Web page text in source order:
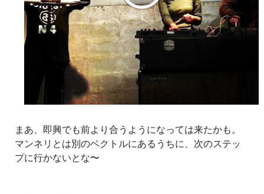
まあ、即興でも前より合うようになっては来たかも。
マンネリとは別のベクトルにあるうちに、次のステッ
プに行かないとな〜